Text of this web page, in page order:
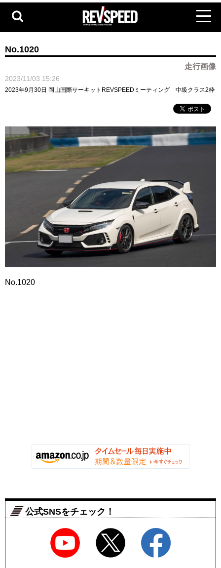
No.1020
走行画像
2023/11/03 15:26
2023年9月30日 岡山国際サーキットREVSPEEDミーティング 中級クラス2枠
No.1020
公式SNSをチェック！